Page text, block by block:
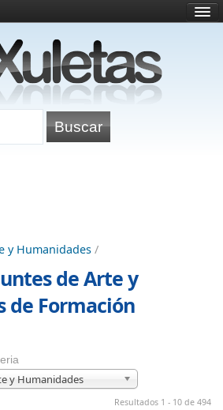
y Humanidades /
de Arte y
de Formación
y Humanidades
Resultados 1 - 10 de 494